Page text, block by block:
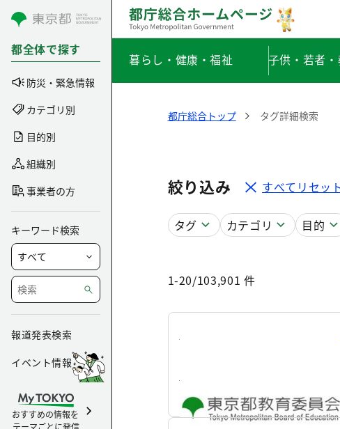
コンテンツにスキップ
都全体で探す
防災・緊急情報
カテゴリ別
目的別
組織別
事業者の方
キーワード検索
報道発表検索
イベント情報
おすすめの情報を
テーマごとに発信
暮らし・健康・福祉 子供・若者
都庁総合トップ タグ詳細検索
絞り込み すべてリセッ
タグ カテゴリ 目的
1-20/103,901 件
東京都教職員「ライフ・ワ
東京都教育委員会の東京都
https://
教育庁子供・若者・教育